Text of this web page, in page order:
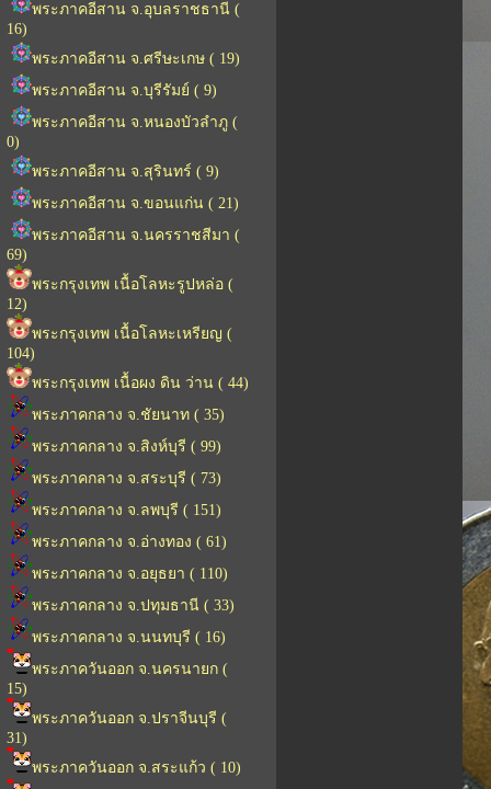
พระภาคอีสาน จ.อุบลราชธานี (
16)
พระภาคอีสาน จ.ศรีษะเกษ ( 19)
พระภาคอีสาน จ.บุรีรัมย์ ( 9)
พระภาคอีสาน จ.หนองบัวลำภู (
0)
พระภาคอีสาน จ.สุรินทร์ ( 9)
พระภาคอีสาน จ.ขอนแก่น ( 21)
พระภาคอีสาน จ.นครราชสีมา (
69)
พระกรุงเทพ เนื้อโลหะรูปหล่อ (
12)
พระกรุงเทพ เนื้อโลหะเหรียญ (
104)
พระกรุงเทพ เนื้อผง ดิน ว่าน ( 44)
พระภาคกลาง จ.ชัยนาท ( 35)
พระภาคกลาง จ.สิงห์บุรี ( 99)
พระภาคกลาง จ.สระบุรี ( 73)
พระภาคกลาง จ.ลพบุรี ( 151)
พระภาคกลาง จ.อ่างทอง ( 61)
พระภาคกลาง จ.อยุธยา ( 110)
พระภาคกลาง จ.ปทุมธานี ( 33)
พระภาคกลาง จ.นนทบุรี ( 16)
พระภาควันออก จ.นครนายก (
15)
พระภาควันออก จ.ปราจีนบุรี (
31)
พระภาควันออก จ.สระแก้ว ( 10)